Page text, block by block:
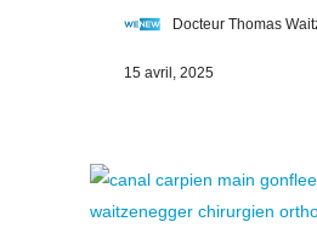
Docteur Thomas
15 avril, 2025